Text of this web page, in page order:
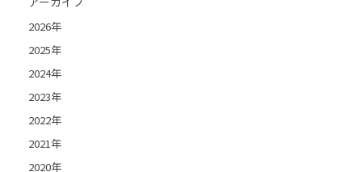
2026年
2025年
2024年
2023年
2022年
2021年
2020年